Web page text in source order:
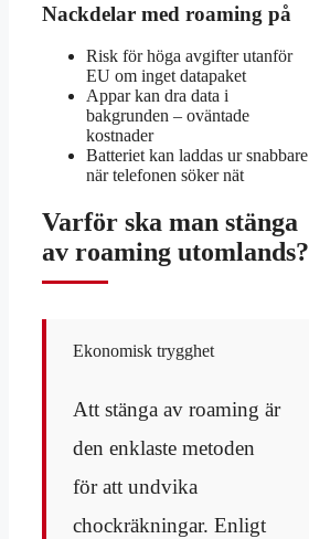
Nackdelar med roaming på
Risk för höga avgifter utanför
EU om inget datapaket
Appar kan dra data i
bakgrunden – oväntade
kostnader
Batteriet kan laddas ur snabbare
när telefonen söker nät
Varför ska man stänga
av roaming utomlands?
Ekonomisk trygghet
Att stänga av roaming är
den enklaste metoden
för att undvika
chockräkningar. Enligt